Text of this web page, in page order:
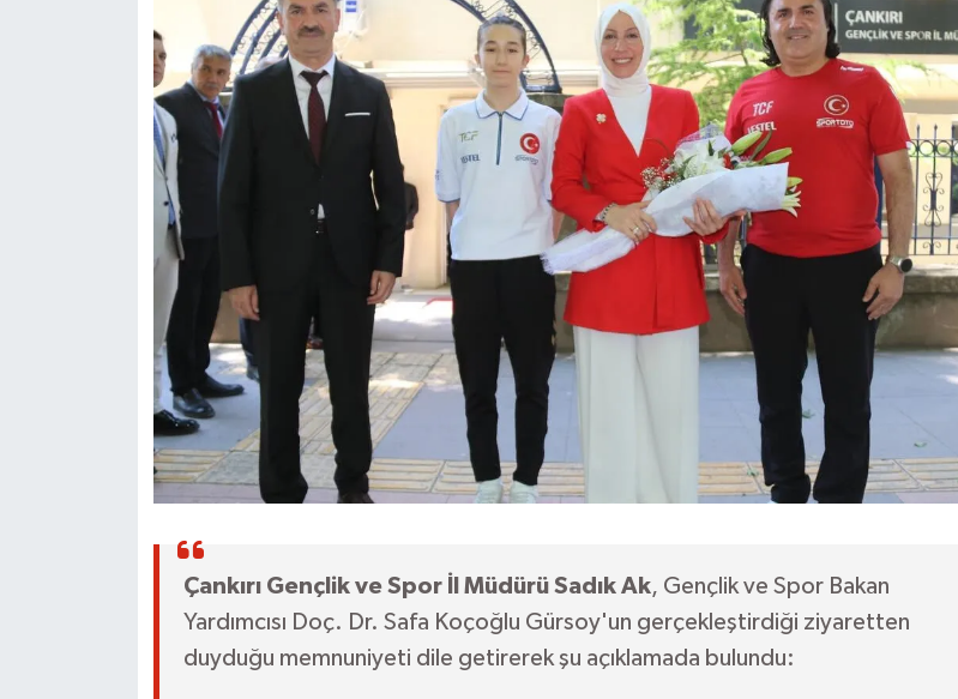
Çankırı Gençlik ve Spor İl Müdürü Sadık Ak, Gençlik ve Spor Bakan
Yardımcısı Doç. Dr. Safa Koçoğlu Gürsoy'un gerçekleştirdiği ziyaretten
duyduğu memnuniyeti dile getirerek şu açıklamada bulundu: